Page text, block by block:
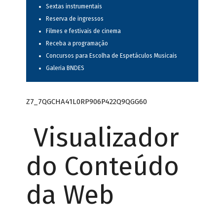
Sextas instrumentais
Reserva de ingressos
Filmes e festivais de cinema
Receba a programação
Concursos para Escolha de Espetáculos Musicais
Galeria BNDES
Z7_7QGCHA41L0RP906P422Q9QGG60
Visualizador
do Conteúdo
da Web